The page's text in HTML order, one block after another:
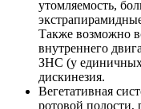
утомляемость,
Также возможно
внутреннего
ЗНС (у единичных
дискинезия.
Вегетативная
ротовой полости,